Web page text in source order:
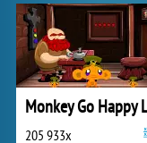
205 933x